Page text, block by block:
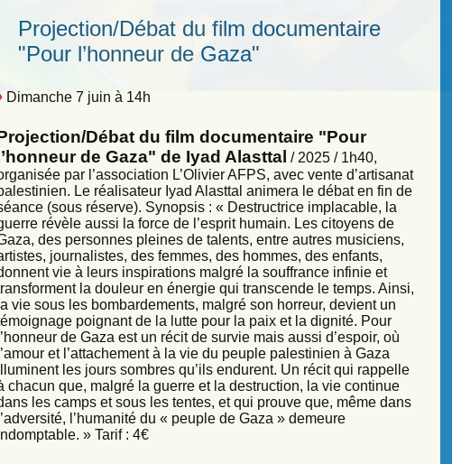
Projection/Débat du film documentaire
"Pour l’honneur de Gaza"
Dimanche 7 juin à 14h
Débat du film documentaire "Pour
l’honneur de Gaza" de Iyad Alasttal / 2025 / 1h40,
par l’association L’Olivier AFPS, avec vente d’artisanat
Le réalisateur Iyad Alasttal animera le débat en fin de
(sous réserve). Synopsis : « Destructrice implacable, la
révèle aussi la force de l’esprit humain. Les citoyens de
des personnes pleines de talents, entre autres musiciens,
journalistes, des femmes, des hommes, des enfants,
vie à leurs inspirations malgré la souffrance infinie et
la douleur en énergie qui transcende le temps. Ainsi,
la vie sous les bombardements, malgré son horreur, devient un
poignant de la lutte pour la paix et la dignité. Pour
l’honneur de Gaza est un récit de survie mais aussi d’espoir, où
l’amour et l’attachement à la vie du peuple palestinien à Gaza
les jours sombres qu’ils endurent. Un récit qui rappelle
chacun que, malgré la guerre et la destruction, la vie continue
les camps et sous les tentes, et qui prouve que, même dans
l’adversité, l’humanité du « peuple de Gaza » demeure
» Tarif : 4€